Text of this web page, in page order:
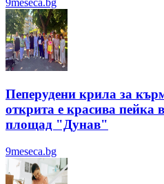
9meseca.bg
Пеперудени крила за
открита е красива пейка
площад "Дунав"
9meseca.bg